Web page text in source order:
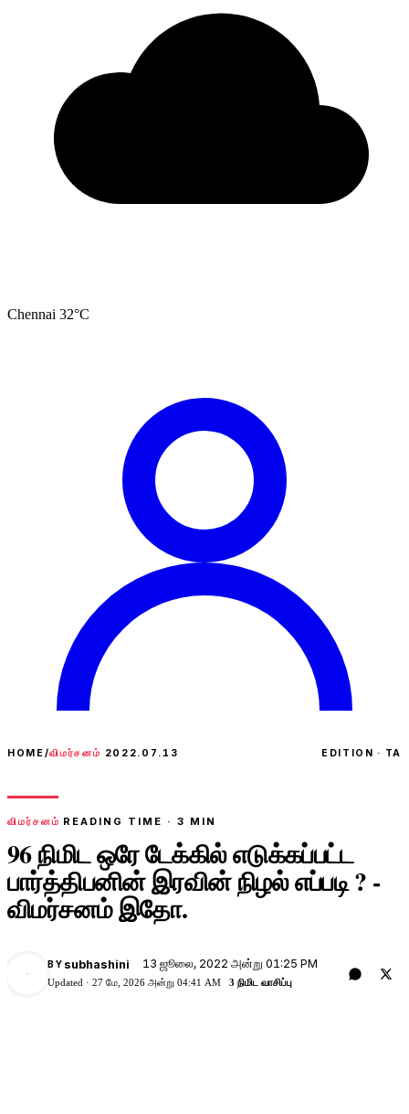
Chennai 32°C
HOME/விமர்சனம் 2022.07.13 EDITION · TA
விமர்சனம் READING TIME · 3 MIN
96 நிமிட ஒரே டேக்கில் எடுக்கப்பட்ட
பார்த்திபனின் இரவின் நிழல் எப்படி ? -
விமர்சனம் இதோ.
BY subhashini 13 ஜூலை, 2022 அன்று 01:25 PM
Updated · 27 மே, 2026 அன்று 04:41 AM 3 நிமிட வாசிப்பு